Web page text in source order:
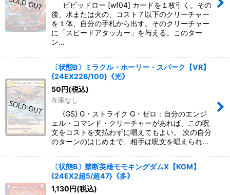
ビビッドロー [wf04] カードを１枚引く。その
後、水または火の、コスト７以下のクリーチャー
を１体、自分の手札から出す。そのクリーチャー
に「スピードアタッカー」を与える。このター
ン…
〔状態B〕ミラクル・ホーリー・スパーク【VR】
{24EX226/100}《光》
50 円(税込)
在庫なし
{GS} G・ストライク G・ゼロ：自分のエンジ
ェル・コマンド・クリーチャーがあれば、この呪
文をコストを支払わずに唱えてもよい。 次の自分
のターンのはじめまで、相手は呪文を唱えられ…
〔状態B〕禁断英雄モモキングダムX【KGM】
{24EX2超5/超47}《多》
1,130 円(税込)